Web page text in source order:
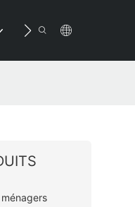
Ressource